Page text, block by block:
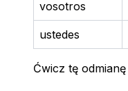
vosotros
ustedes
Ćwicz tę odmianę